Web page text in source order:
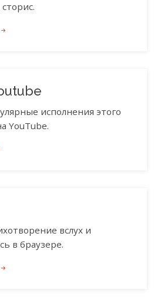
исполнения этого
YouTube.
вслух и
в браузере.